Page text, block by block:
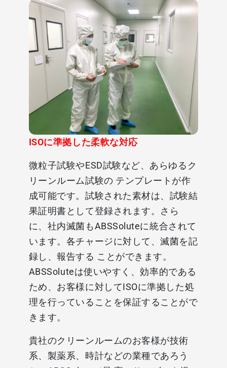
ISOに準拠した柔軟な対応
微粒子試験やESD試験など、あらゆるク
リーンルーム試験の テンプレートが作
成可能です。試験された素材は、試験結
果証明書として登録されます。さら
に、社内滅菌もABSSoluteに統合されて
います。各チャージに対して、滅菌を記
録し、報告する ことができます。
ABSSoluteは使いやすく、効率的である
ため、お客様に対してISOに準拠した処
理を行っていることを保証することがで
きます。
貴社のクリーンルームのお客様が技術
系、製薬系、時計などの業種であろう